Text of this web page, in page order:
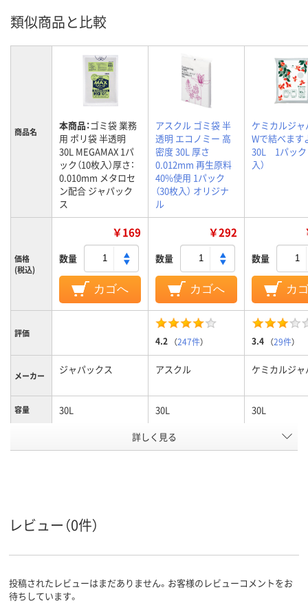
類似商品と比較
商品名 本商品：ゴミ袋 業務
用 ポリ袋 半透明
30L MEGAMAX 1パ
ック（10枚入）厚さ：
0.010mm メタロセ
ン配合 ジャパック
ス
アスクル ゴミ袋 半
透明 エコノミー 高
密度 30L 厚さ
0.012mm 再生原料
40%使用 1パック
（30枚入） オリジナ
ル
ケミカルジ
Wで結べま
30L 1パック
入）
価格
(税込)
￥169
数量
カゴへ
￥292
数量
カゴへ
数量
カ
評価
4.2 （247件） 3.4 （29件）
メーカー ジャパックス アスクル ケミカルジャ
容量 30L 30L 30L
半透明
0.010mm
材質
ン、HDPE（カサカサ
（再生プラスチック
チレン（再生プラス
ン、HDPE（カ
詳しく見る
レビュー（0件）
投稿されたレビューはまだありません。お客様のレビューコメントをお
待ちしています。